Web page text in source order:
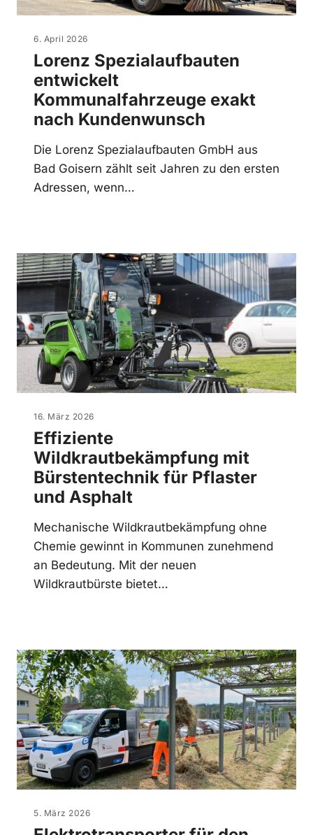
6. April 2026
Lorenz Spezialaufbauten
entwickelt
Kommunalfahrzeuge exakt
nach Kundenwunsch
Die Lorenz Spezialaufbauten GmbH aus
Bad Goisern zählt seit Jahren zu den ersten
Adressen, wenn…
16. März 2026
Effiziente
Wildkrautbekämpfung mit
Bürstentechnik für Pflaster
und Asphalt
Mechanische Wildkrautbekämpfung ohne
Chemie gewinnt in Kommunen zunehmend
an Bedeutung. Mit der neuen
Wildkrautbürste bietet…
5. März 2026